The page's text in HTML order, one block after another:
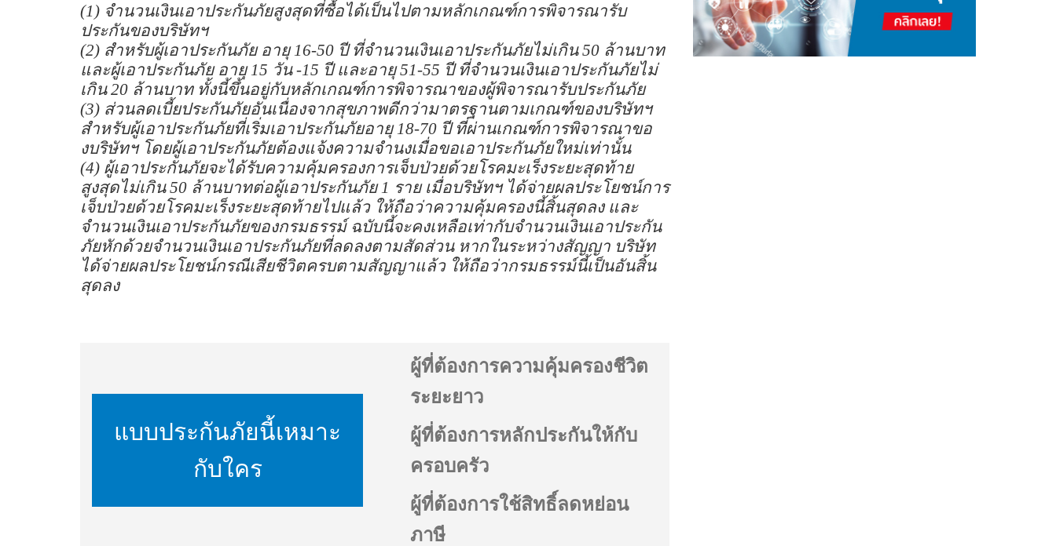
(1) จำนวนเงินเอาประกันภัยสูงสุดที่ซื้อได้เป็นไปตามหลักเกณฑ์การพิจารณารับ
ประกันของบริษัทฯ
(2) สำหรับผู้เอาประกันภัย อายุ 16-50 ปี ที่จำนวนเงินเอาประกันภัยไม่เกิน 50 ล้านบาท
และผู้เอาประกันภัย อายุ 15 วัน -15 ปี และอายุ 51-55 ปี ที่จำนวนเงินเอาประกันภัยไม่
เกิน 20 ล้านบาท ทั้งนี้ขึ้นอยู่กับหลักเกณฑ์การพิจารณาของผู้พิจารณารับประกันภัย
(3) ส่วนลดเบี้ยประกันภัยอันเนื่องจากสุขภาพดีกว่ามาตรฐานตามเกณฑ์ของบริษัทฯ
สำหรับผู้เอาประกันภัยที่เริ่มเอาประกันภัยอายุ 18-70 ปี ที่ผ่านเกณฑ์การพิจารณาขอ
งบริษัทฯ โดยผู้เอาประกันภัยต้องแจ้งความจำนงเมื่อขอเอาประกันภัยใหม่เท่านั้น
(4) ผู้เอาประกันภัยจะได้รับความคุ้มครองการเจ็บป่วยด้วยโรคมะเร็งระยะสุดท้าย
สูงสุดไม่เกิน 50 ล้านบาทต่อผู้เอาประกันภัย 1 ราย เมื่อบริษัทฯ ได้จ่ายผลประโยชน์การ
เจ็บป่วยด้วยโรคมะเร็งระยะสุดท้ายไปแล้ว ให้ถือว่าความคุ้มครองนี้สิ้นสุดลง และ
จำนวนเงินเอาประกันภัยของกรมธรรม์ ฉบับนี้จะคงเหลือเท่ากับจำนวนเงินเอาประกัน
ภัยหักด้วยจำนวนเงินเอาประกันภัยที่ลดลงตามสัดส่วน หากในระหว่างสัญญา บริษัท
ได้จ่ายผลประโยชน์กรณีเสียชีวิตครบตามสัญญาแล้ว ให้ถือว่ากรมธรรม์นี้เป็นอันสิ้น
สุดลง
แบบประกันภัยนี้เหมาะ
กับใคร
ผู้ที่ต้องการความคุ้มครองชีวิต
ระยะยาว
ผู้ที่ต้องการหลักประกันให้กับ
ครอบครัว
ผู้ที่ต้องการใช้สิทธิ์ลดหย่อน
ภาษี